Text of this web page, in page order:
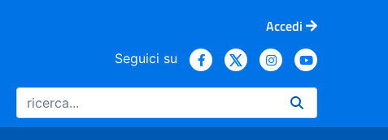
Accedi
Seguici su